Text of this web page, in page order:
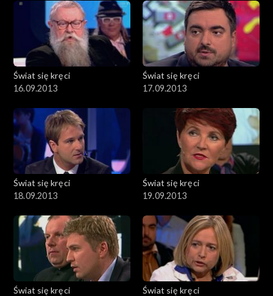
Świat się kręci
16.09.2013
Świat się kręci
17.09.2013
Świat się kręci
18.09.2013
Świat się kręci
19.09.2013
Świat się kręci
Świat się kręci